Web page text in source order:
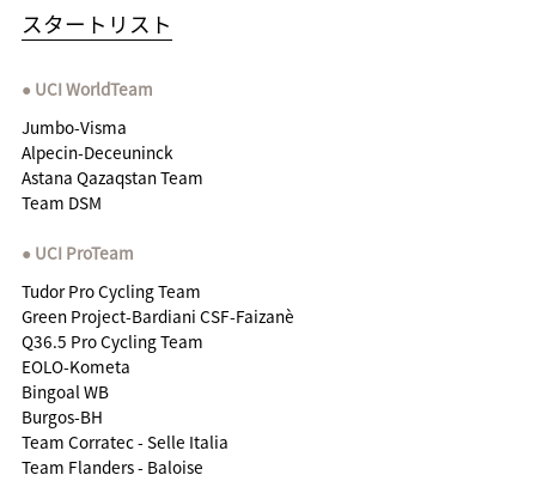
スタートリスト
UCI WorldTeam
Jumbo-Visma
Alpecin-Deceuninck
Astana Qazaqstan Team
Team DSM
UCI ProTeam
Tudor Pro Cycling Team
Green Project-Bardiani CSF-Faizanè
Q36.5 Pro Cycling Team
EOLO-Kometa
Bingoal WB
Burgos-BH
Team Corratec - Selle Italia
Team Flanders - Baloise